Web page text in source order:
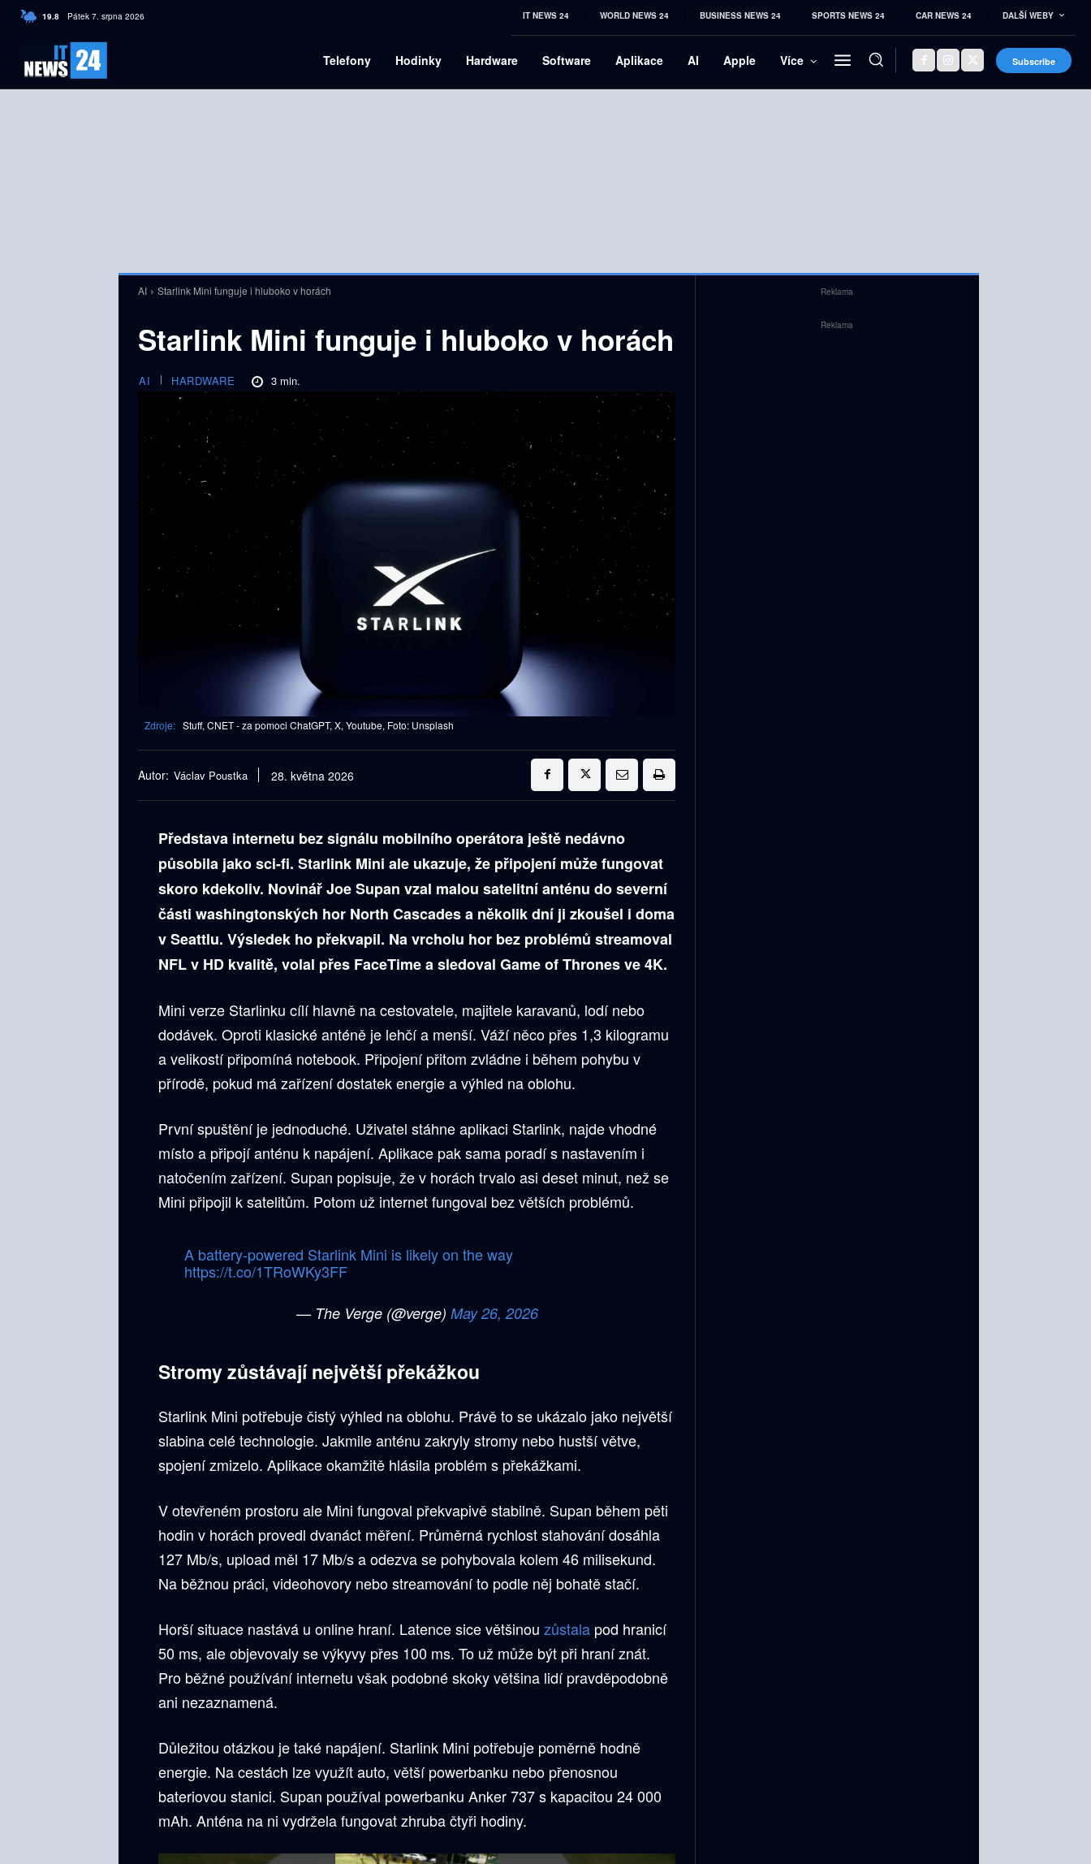
19.8 C Czech
Pátek 7. srpna 2026 IT NEWS 24 WORLD NEWS 24 BUSINESS NEWS 24 SPORTS NEWS 24 CAR NEWS 24 DALŠÍ WEBY
Telefony Hodinky Hardware Software Aplikace AI Apple Více Subscribe
AI Starlink Mini funguje i hluboko v horách
Starlink Mini funguje i hluboko v horách
AI HARDWARE 3 min.
Zdroje: Stuff, CNET - za pomoci ChatGPT, X, Youtube, Foto: Unsplash
Autor: Václav Poustka 28. května 2026
Představa internetu bez signálu mobilního operátora ještě nedávno
působila jako sci-fi. Starlink Mini ale ukazuje, že připojení může fungovat
skoro kdekoliv. Novinář Joe Supan vzal malou satelitní anténu do severní
části washingtonských hor North Cascades a několik dní ji zkoušel i doma
v Seattlu. Výsledek ho překvapil. Na vrcholu hor bez problémů streamoval
NFL v HD kvalitě, volal přes FaceTime a sledoval Game of Thrones ve 4K.
Mini verze Starlinku cílí hlavně na cestovatele, majitele karavanů, lodí nebo
dodávek. Oproti klasické anténě je lehčí a menší. Váží něco přes 1,3 kilogramu
a velikostí připomíná notebook. Připojení přitom zvládne i během pohybu v
přírodě, pokud má zařízení dostatek energie a výhled na oblohu.
První spuštění je jednoduché. Uživatel stáhne aplikaci Starlink, najde vhodné
místo a připojí anténu k napájení. Aplikace pak sama poradí s nastavením i
natočením zařízení. Supan popisuje, že v horách trvalo asi deset minut, než se
Mini připojil k satelitům. Potom už internet fungoval bez větších problémů.
A battery-powered Starlink Mini is likely on the way
https://t.co/1TRoWKy3FF
— The Verge (@verge) May 26, 2026
Stromy zůstávají největší překážkou
Starlink Mini potřebuje čistý výhled na oblohu. Právě to se ukázalo jako největší
slabina celé technologie. Jakmile anténu zakryly stromy nebo hustší větve,
spojení zmizelo. Aplikace okamžitě hlásila problém s překážkami.
V otevřeném prostoru ale Mini fungoval překvapivě stabilně. Supan během pěti
hodin v horách provedl dvanáct měření. Průměrná rychlost stahování dosáhla
127 Mb/s, upload měl 17 Mb/s a odezva se pohybovala kolem 46 milisekund.
Na běžnou práci, videohovory nebo streamování to podle něj bohatě stačí.
Horší situace nastává u online hraní. Latence sice většinou zůstala pod hranicí
50 ms, ale objevovaly se výkyvy přes 100 ms. To už může být při hraní znát.
Pro běžné používání internetu však podobné skoky většina lidí pravděpodobně
ani nezaznamená.
Důležitou otázkou je také napájení. Starlink Mini potřebuje poměrně hodně
energie. Na cestách lze využít auto, větší powerbanku nebo přenosnou
bateriovou stanici. Supan používal powerbanku Anker 737 s kapacitou 24 000
mAh. Anténa na ni vydržela fungovat zhruba čtyři hodiny.
Reklama
Reklama